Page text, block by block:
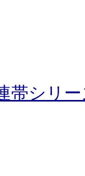
帯シリ